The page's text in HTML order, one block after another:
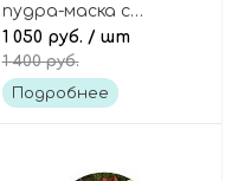
пудра-маска с
полынью и
мадекассосидом,
Original Wormwood
1 050 руб. / шт
1 400 руб.
Подробнее